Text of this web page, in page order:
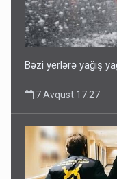
Bəzi yerlərə yağış
7 Avqust 17:27